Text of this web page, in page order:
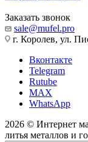
Заказать звонок
sale@mufel.pro
г. Королев, ул.
Вконтакте
Telegram
Rutube
MAX
WhatsApp
2026 © Интернет
литья металлов и